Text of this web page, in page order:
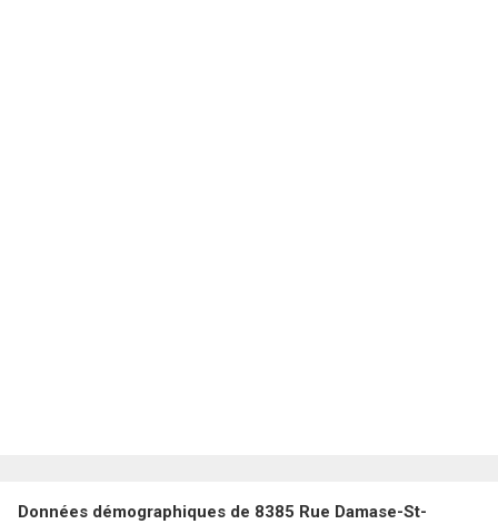
Données démographiques de 8385 Rue Damase-St-